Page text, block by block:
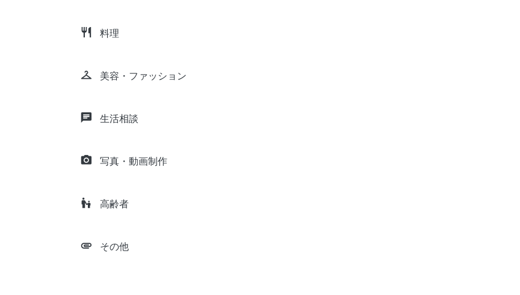
restaurant 料理
checkroom 美容・ファッション
chat 生活相談
camera_alt 写真・動画制作
escalator_warning 高齢者
attachment その他